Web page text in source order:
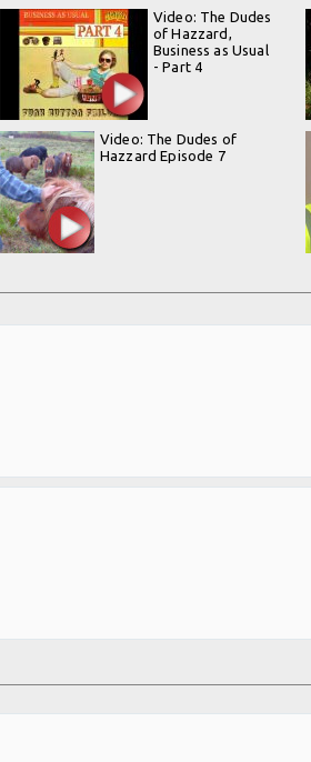
Video: The Dudes
of Hazzard,
Business as Usual
- Part 4
Video: The Dudes of
Hazzard Episode 7